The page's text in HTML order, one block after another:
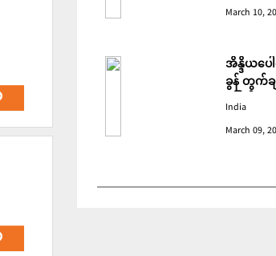
ဆက်တိုက်
March 10,
အိန္ဒိယပေ
ခွန် တွက်
ပြောင်းလဲ
India
March 09,